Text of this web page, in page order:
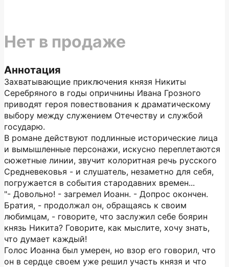
Аннотация
Захватывающие приключения князя Никиты
Серебряного в годы опричнины Ивана Грозного
приводят героя повествования к драматическому
выбору между служением Отечеству и службой
государю.
В романе действуют подлинные исторические лица
и вымышленные персонажи, искусно переплетаются
сюжетные линии, звучит колоритная речь русского
Средневековья - и слушатель, незаметно для себя,
погружается в события стародавних времен...
"- Довольно! - загремел Иоанн. - Допрос окончен.
Братия, - продолжал он, обращаясь к своим
любимцам, - говорите, что заслужил себе боярин
князь Никита? Говорите, как мыслите, хочу знать,
что думает каждый!
Голос Иоанна был умерен, но взор его говорил, что
он в сердце своем уже решил участь князя и что
Нет в продаже